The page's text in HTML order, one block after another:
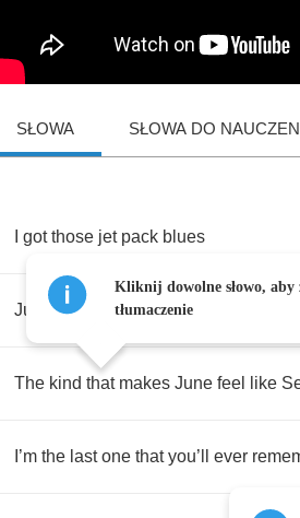
SŁOWA SŁOWA DO
got those jet pack blues
Just like Judy
The kind that makes June feel like
’m the last one that you’ ever
Kliknij dowolne słowo, aby
tłumaczenie